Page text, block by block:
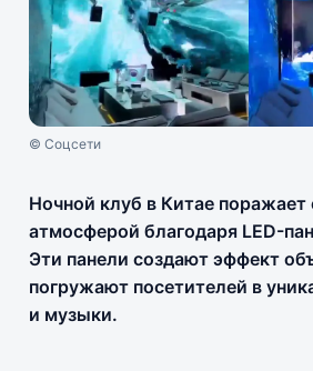
© Соцсети
Ночной клуб в Китае поражает
атмосферой благодаря LED-
Эти панели создают эффект
погружают посетителей в
и музыки.